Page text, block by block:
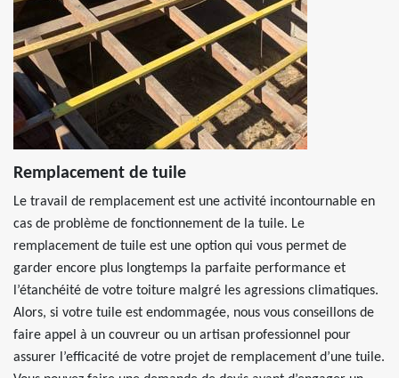
Remplacement de tuile
Le travail de remplacement est une activité incontournable en
cas de problème de fonctionnement de la tuile. Le
remplacement de tuile est une option qui vous permet de
garder encore plus longtemps la parfaite performance et
l’étanchéité de votre toiture malgré les agressions climatiques.
Alors, si votre tuile est endommagée, nous vous conseillons de
faire appel à un couvreur ou un artisan professionnel pour
assurer l’efficacité de votre projet de remplacement d’une tuile.